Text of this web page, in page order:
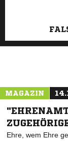
MAGAZIN
Ehre, wem Ehre